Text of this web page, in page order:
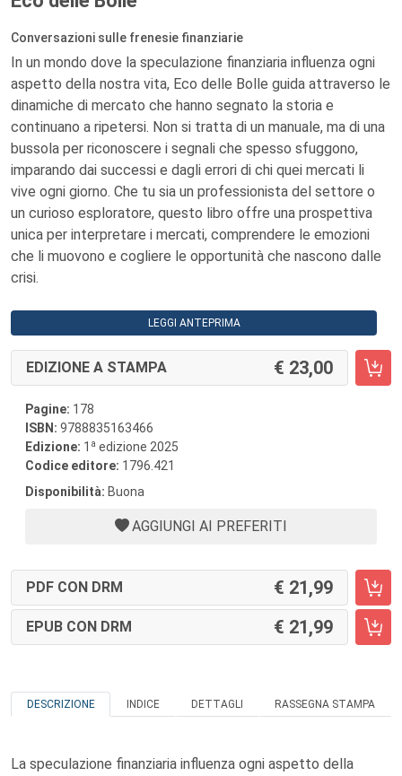
Conversazioni sulle frenesie finanziarie
In un mondo dove la speculazione finanziaria influenza ogni
aspetto della nostra vita, Eco delle Bolle guida attraverso le
dinamiche di mercato che hanno segnato la storia e
continuano a ripetersi. Non si tratta di un manuale, ma di una
bussola per riconoscere i segnali che spesso sfuggono,
imparando dai successi e dagli errori di chi quei mercati li
vive ogni giorno. Che tu sia un professionista del settore o
un curioso esploratore, questo libro offre una prospettiva
unica per interpretare i mercati, comprendere le emozioni
che li muovono e cogliere le opportunità che nascono dalle
crisi.
LEGGI ANTEPRIMA
EDIZIONE A STAMPA 23,00
Pagine: 178
ISBN: 9788835163466
Edizione: 1 a edizione 2025
Codice editore: 1796.421
Disponibilità: Buona
AGGIUNGI AI PREFERITI
PDF CON DRM 21,99
EPUB CON DRM 21,99
DESCRIZIONE INDICE DETTAGLI RASSEGNA STAMPA
La speculazione finanziaria influenza ogni aspetto della